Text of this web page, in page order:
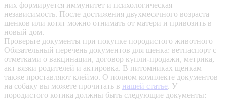
них формируется иммунитет и психологическая
независимость. После достижения двухмесячного возраста
щенков или котят можно отнимать от матери и привозить в
новый дом.
Проверьте документы при покупке породистого животного
Обязательный перечень документов для щенка: ветпаспорт с
отметками о вакцинации, договор купли-продажи, метрика,
акт вязки родителей и актировка. В питомниках щенкам
также проставляют клеймо. О полном комплекте документов
на собаку вы можете прочитать в нашей статье. У
породистого котика должны быть следующие документы: